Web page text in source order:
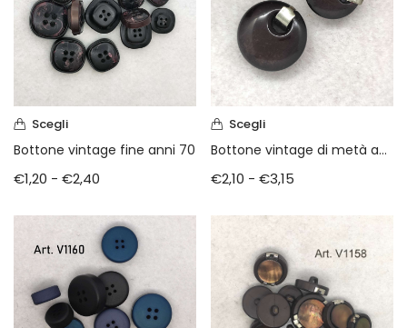
Scegli
Bottone vintage fine anni 70
€1,20 - €2,40
Scegli
Bottone vintage di metà anni 70
€2,10 - €3,15